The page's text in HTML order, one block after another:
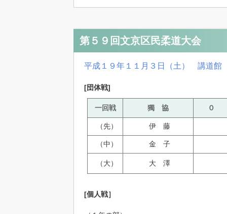
第５９回文京区民柔道大会
平成１９年１１月３日（土） 講道館
[団体戦]
一回戦 獨 協 ０
（先） 伊 藤
（中） 金 子
（大） 大 澤
[個人戦］